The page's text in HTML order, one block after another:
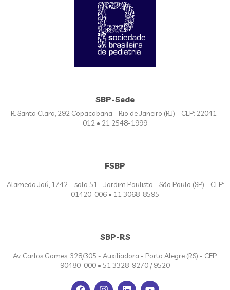
SBP-Sede
R. Santa Clara, 292 Copacabana - Rio de Janeiro (RJ) - CEP: 22041-
012 • 21 2548-1999
FSBP
Alameda Jaú, 1742 – sala 51 - Jardim Paulista - São Paulo (SP) - CEP:
01420-006 • 11 3068-8595
SBP-RS
Av. Carlos Gomes, 328/305 - Auxiliadora - Porto Alegre (RS) - CEP:
90480-000 • 51 3328-9270 / 9520